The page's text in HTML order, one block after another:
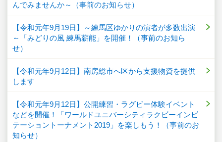
んでみませんか～（事前のお知らせ）
【令和元年9月19日】～練馬区ゆかりの演者が多数出演
～「みどりの風 練馬薪能」を開催！（事前のお知ら
せ）
【令和元年9月12日】南房総市へ区から支援物資を提供
します
【令和元年9月12日】公開練習・ラグビー体験イベント
などを開催！「ワールドユニバーシティラクビーインビ
テーショントーナメント2019」を楽しもう！（事前のお
知らせ）